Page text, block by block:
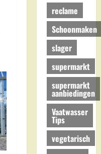
reclame
Schoonmaken
slager
supermarkt
supermarkt
aanbiedingen
Vaatwasser
Tips
vegetarisch